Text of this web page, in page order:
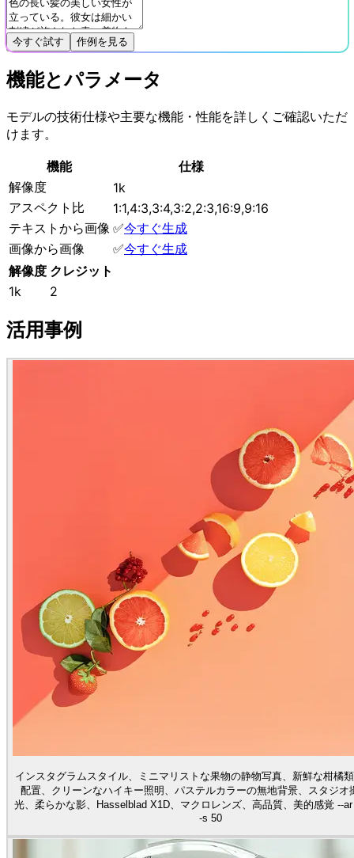
今すぐ試す 作例を見る
機能とパラメータ
モデルの技術仕様や主要な機能・性能を詳しくご確認いただ
けます。
機能
仕様
解像度
1k
アスペクト比
1:1,4:3,3:4,3:2,2:3,16:9,9:16
テキストから画像 ✅今すぐ生成
画像から画像
✅今すぐ生成
解像度 クレジット
1k
2
活用事例
インスタグラムスタイル、ミニマリストな果物の静物写真、新鮮な柑橘
配置、クリーンなハイキー照明、パステルカラーの無地背景、スタジオ
光、柔らかな影、Hasselblad X1D、マクロレンズ、高品質、美的感覚 --
-s 50